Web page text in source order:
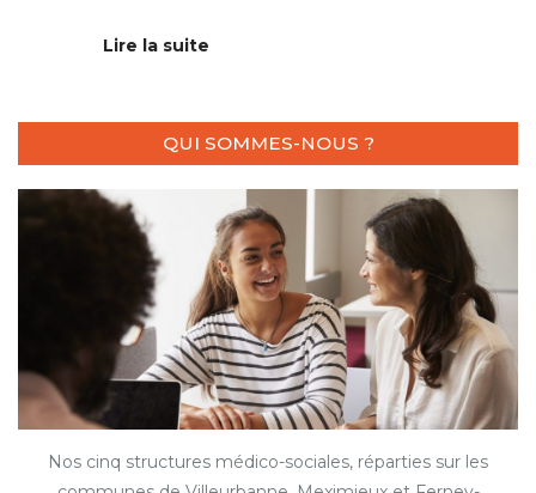
Lire la suite
QUI SOMMES-NOUS ?
Nos cinq structures médico-sociales, réparties sur les